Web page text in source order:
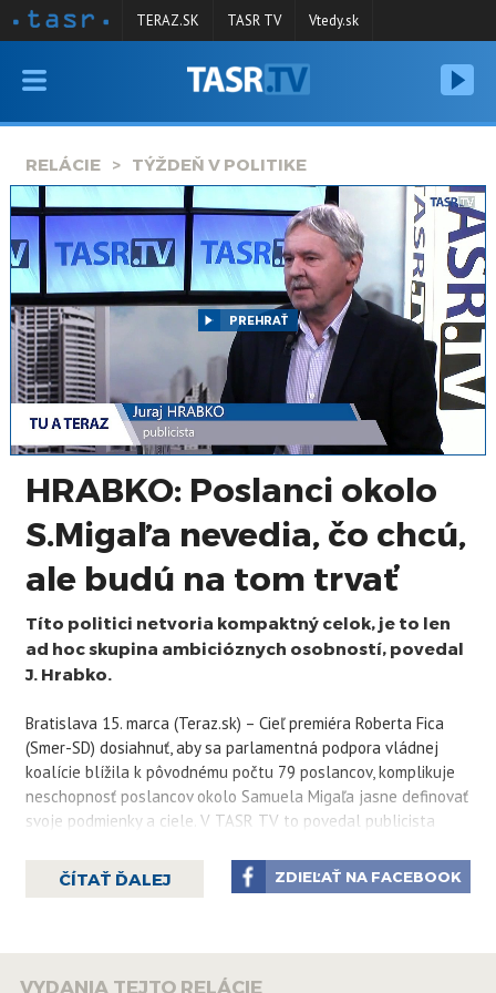
VYSIELANIE
SPRAVODAJSTVO
KONTAKT
ARCHÍV
TERAZ.SK TASR TV Vtedy.sk
RELÁCIE TÝŽDEŇ V POLITIKE
PREHRAŤ
HRABKO: Poslanci okolo
S.Migaľa nevedia, čo chcú,
ale budú na tom trvať
Títo politici netvoria kompaktný celok, je to len
ad hoc skupina ambicióznych osobností, povedal
J. Hrabko.
Bratislava 15. marca (Teraz.sk) – Cieľ premiéra Roberta Fica
(Smer-SD) dosiahnuť, aby sa parlamentná podpora vládnej
koalície blížila k pôvodnému počtu 79 poslancov, komplikuje
neschopnosť poslancov okolo Samuela Migaľa jasne definovať
svoje podmienky a ciele. V TASR TV to povedal publicista
Títo politici podľa neho netvoria kompaktný celok, je to len ad
ČÍTAŤ ĎALEJ ZDIEĽAŤ NA FACEBOOK
VYDANIA TEJTO RELÁCIE